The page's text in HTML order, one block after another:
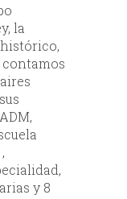
la
y 8